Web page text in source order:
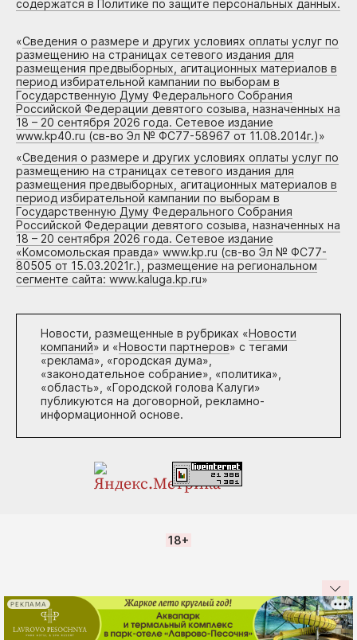
содержатся в Политике по защите персональных данных.
«Сведения о размере и других условиях оплаты услуг по
размещению на страницах сетевого издания для
размещения предвыборных, агитационных материалов в
период избирательной кампании по выборам в
Государственную Думу Федерального Собрания
Российской Федерации девятого созыва, назначенных на
18 – 20 сентября 2026 года. Сетевое издание
www.kp40.ru (св-во Эл № ФС77-58967 от 11.08.2014г.)»
«Сведения о размере и других условиях оплаты услуг по
размещению на страницах сетевого издания для
размещения предвыборных, агитационных материалов в
период избирательной кампании по выборам в
Государственную Думу Федерального Собрания
Российской Федерации девятого созыва, назначенных на
18 – 20 сентября 2026 года. Сетевое издание
«Комсомольская правда» www.kp.ru (св-во Эл № ФС77-
80505 от 15.03.2021г.), размещение на региональном
сегменте сайта: www.kaluga.kp.ru»
Новости, размещенные в рубриках «Новости
компаний» и «Новости партнеров» с тегами
«реклама», «городская дума»,
«законодательное собрание», «политика»,
«область», «Городской голова Калуги»
публикуются на договорной, рекламно-
информационной основе.
18+
РЕКЛАМА